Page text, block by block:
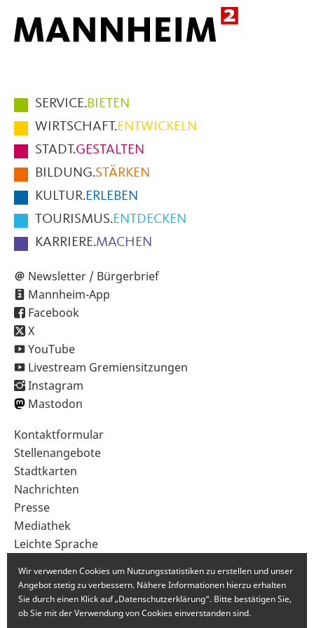
Hauptmenüpunkte
im
Fußbereich
der
Seite
SERVICE.BIETEN
WIRTSCHAFT.ENTWICKELN
STADT.GESTALTEN
BILDUNG.STÄRKEN
KULTUR.ERLEBEN
TOURISMUS.ENTDECKEN
KARRIERE.MACHEN
Newsletter / Bürgerbrief
Mannheim-App
Facebook
X
YouTube
Livestream Gremiensitzungen
Instagram
Mastodon
Sekundärnavigation
im
Fußbereich
Kontaktformular
Stellenangebote
Stadtkarten
Nachrichten
Presse
Mediathek
Leichte Sprache
Wir verwenden Cookies um Nutzungsstatistiken zu erstellen und unser
Angebot stetig zu verbessern. Nähere Informationen hierzu erhalten
Sie durch einen Klick auf „Datenschutzerklärung“. Bitte bestätigen Sie,
ob Sie mit der Verwendung von Cookies einverstanden sind.